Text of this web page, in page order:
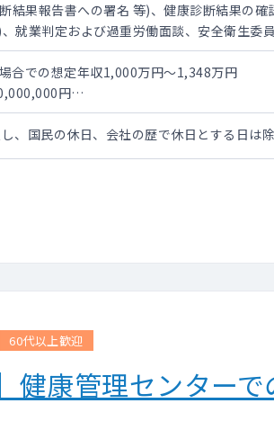
結果報告書への署名 等)、健康診断結果の
就業判定および過重労働面談、安全衛生
合での想定年収1,000万円～1,348万円
円
円
円
遇を最終決定させていただきます。
、国民の休日、会社の歴で休日とする日は
60代以上歓迎
健康管理センターで